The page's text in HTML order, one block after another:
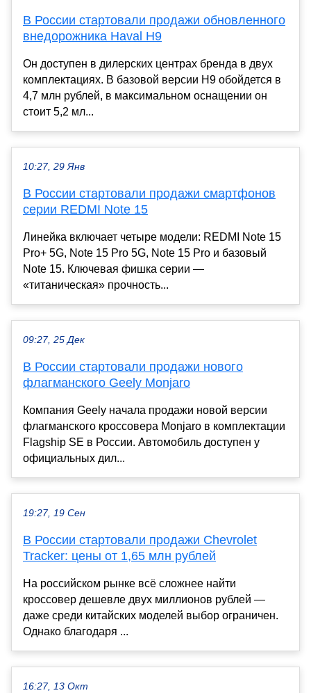
В России стартовали продажи обновленного
внедорожника Haval H9
Он доступен в дилерских центрах бренда в двух
комплектациях. В базовой версии H9 обойдется в
4,7 млн рублей, в максимальном оснащении он
стоит 5,2 мл...
10:27, 29 Янв
В России стартовали продажи смартфонов
серии REDMI Note 15
Линейка включает четыре модели: REDMI Note 15
Pro+ 5G, Note 15 Pro 5G, Note 15 Pro и базовый
Note 15. Ключевая фишка серии —
«титаническая» прочность...
09:27, 25 Дек
В России стартовали продажи нового
флагманского Geely Monjaro
Компания Geely начала продажи новой версии
флагманского кроссовера Monjaro в комплектации
Flagship SE в России. Автомобиль доступен у
официальных дил...
19:27, 19 Сен
В России стартовали продажи Chevrolet
Tracker: цены от 1,65 млн рублей
На российском рынке всё сложнее найти
кроссовер дешевле двух миллионов рублей —
даже среди китайских моделей выбор ограничен.
Однако благодаря ...
16:27, 13 Окт